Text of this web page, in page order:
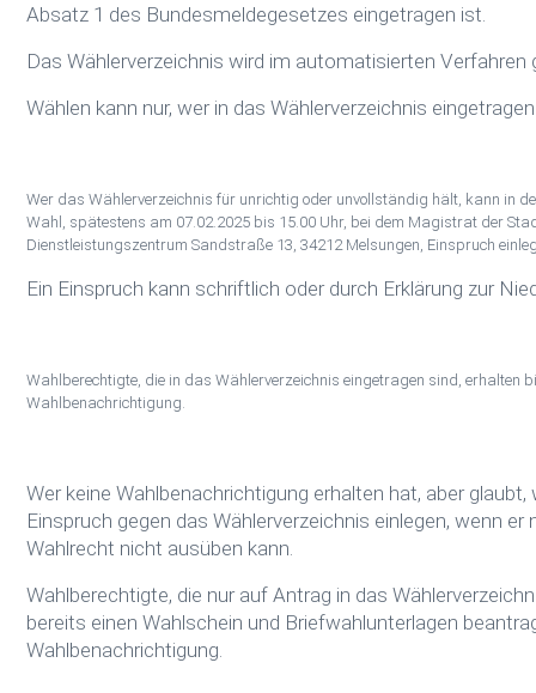
Absatz 1 des Bundesmeldegesetzes eingetragen ist.
Das Wählerverzeichnis wird im automatisierten Verfahren
Wählen kann nur, wer in das Wählerverzeichnis
Wer das Wählerverzeichnis für unrichtig oder unvollständig hält, kann in
Wahl, spätestens am 07.02.2025 bis 15.00 Uhr, bei dem Magistrat der
Dienstleistungszentrum Sandstraße 13, 34212 Melsungen, Einspruch
Ein Einspruch kann schriftlich oder durch Erklärung zur
Wahlberechtigte, die in das Wählerverzeichnis eingetragen sind, erhalten
Wahlbenachrichtigung.
Wer keine Wahlbenachrichtigung erhalten hat, aber
Einspruch gegen das Wählerverzeichnis einlegen, wenn
Wahlrecht nicht ausüben kann.
Wahlberechtigte, die nur auf Antrag in das
bereits einen Wahlschein und Briefwahlunterlagen
Wahlbenachrichtigung.